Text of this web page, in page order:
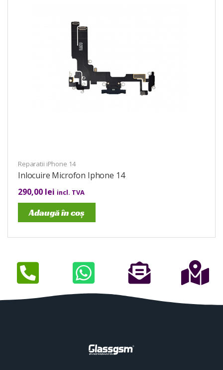
Reparatii iPhone 14
Inlocuire Microfon Iphone 14
290,00 lei incl. TVA
Adaugă în coș